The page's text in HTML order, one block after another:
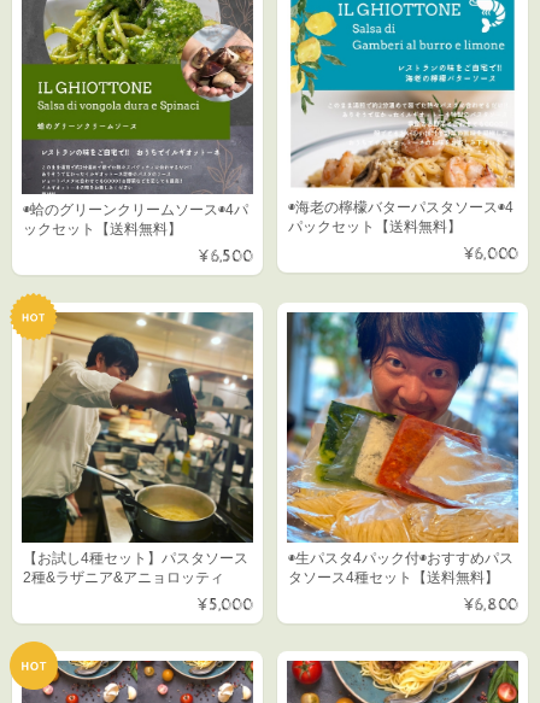
◉蛤のグリーンクリームソース◉4パ
ックセット【送料無料】
¥6,500
◉海老の檸檬バターパスタソース◉4
パックセット【送料無料】
¥6,000
【お試し4種セット】パスタソース
2種&ラザニア&アニョロッティ
¥5,000
◉生パスタ4パック付◉おすすめパス
タソース4種セット【送料無料】
¥6,800